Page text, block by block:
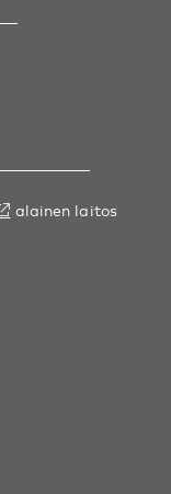
alainen laitos